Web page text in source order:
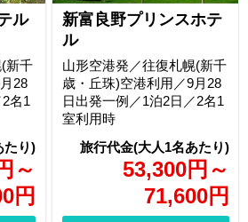
ル
～
円
新千
28
名1
新富良野プリンスホテ
ル
53,300円 ～
71,600円
山形空港発／往復札幌(新千
歳・丘珠)空港利用／9月28
日出発一例／1泊2日／2名1
室利用時